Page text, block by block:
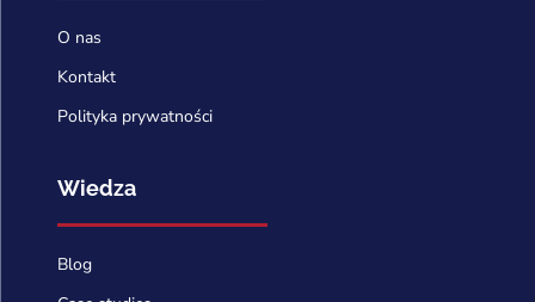
O nas
Kontakt
Polityka prywatności
Wiedza
Blog